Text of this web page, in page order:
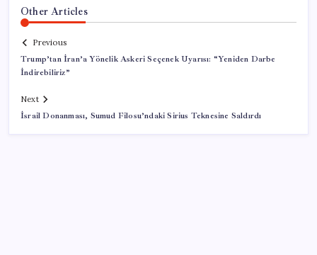
Other Articles
Previous
Trump’tan İran’a Yönelik Askeri Seçenek Uyarısı: “Yeniden Darbe
İndirebiliriz”
Next
İsrail Donanması, Sumud Filosu’ndaki Sirius Teknesine Saldırdı